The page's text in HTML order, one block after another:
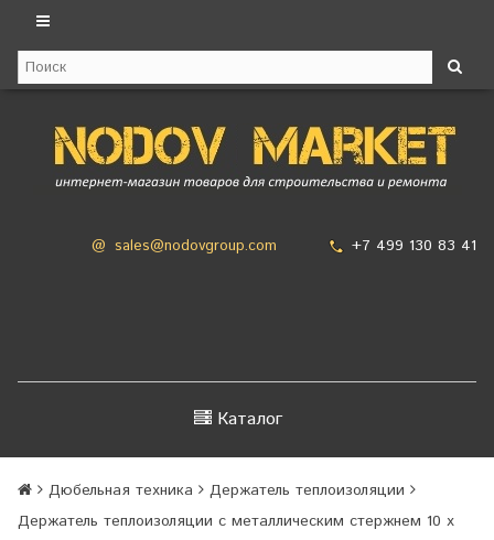
@ sales@nodovgroup.com +7 499 130 83 41
Каталог
Дюбельная техника
Держатель теплоизоляции
Держатель теплоизоляции с металлическим стержнем 10 х